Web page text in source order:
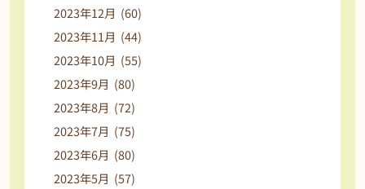
2023年12月 (60)
2023年11月 (44)
2023年10月 (55)
2023年9月 (80)
2023年8月 (72)
2023年7月 (75)
2023年6月 (80)
2023年5月 (57)